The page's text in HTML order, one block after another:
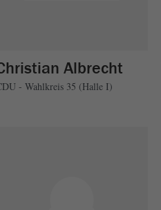
Albrecht
- Wahlkreis 35 (Halle I)